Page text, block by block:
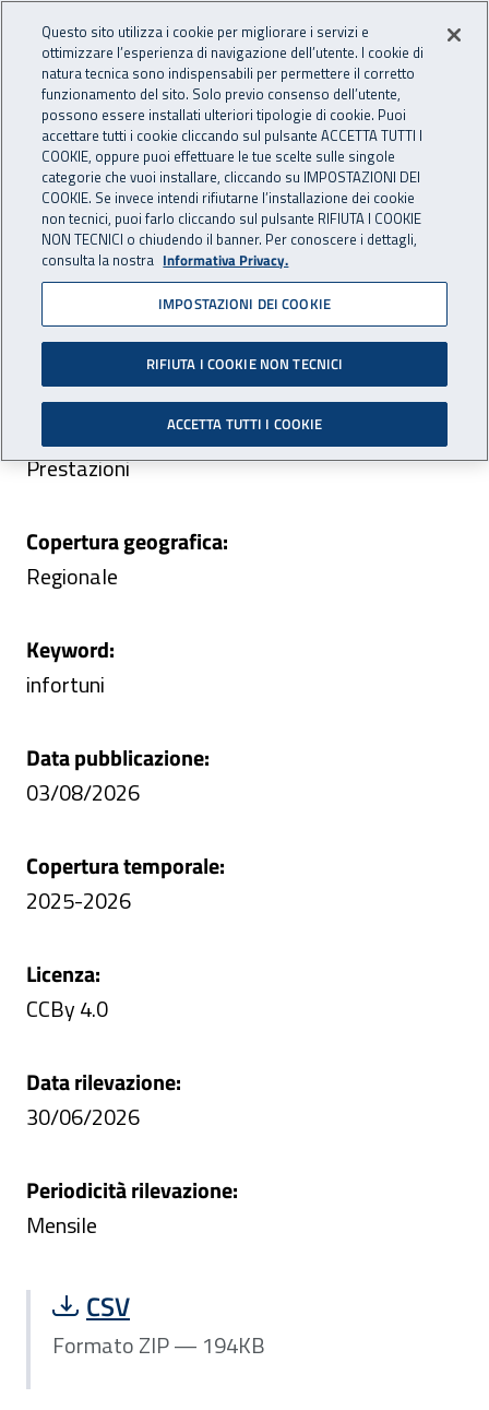
INAIL - Istituto Nazionale
OPENDATA Apri cerca
Navigazione principale
Navigazione - Ti trovi in:
Home Dataset Infortuni sul lavoro
Dati con cadenza mensile
Umbria
Dati con cadenza mensile
infortuni Umbria
Area pubblicazione:
Prestazioni
Copertura geografica:
Regionale
Keyword:
infortuni
Data pubblicazione:
03/08/2026
Copertura temporale:
2025-2026
Licenza:
CCBy 4.0
Data rilevazione:
30/06/2026
Periodicità rilevazione:
Mensile
Scarica file Formato ZIP — 194KB:
CSV
Formato ZIP — 194KB
Questo sito utilizza i cookie per migliorare i servizi e
ottimizzare l’esperienza di navigazione dell’utente. I cookie di
natura tecnica sono indispensabili per permettere il corretto
funzionamento del sito. Solo previo consenso dell’utente,
possono essere installati ulteriori tipologie di cookie. Puoi
accettare tutti i cookie cliccando sul pulsante ACCETTA TUTTI I
COOKIE, oppure puoi effettuare le tue scelte sulle singole
categorie che vuoi installare, cliccando su IMPOSTAZIONI DEI
COOKIE. Se invece intendi rifiutarne l’installazione dei cookie
non tecnici, puoi farlo cliccando sul pulsante RIFIUTA I COOKIE
NON TECNICI o chiudendo il banner. Per conoscere i dettagli,
consulta la nostra Informativa Privacy.
IMPOSTAZIONI DEI COOKIE
RIFIUTA I COOKIE NON TECNICI
ACCETTA TUTTI I COOKIE